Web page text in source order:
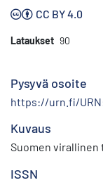
CC BY 4.0
Lataukset 90
Pysyvä osoite
https://urn.fi/
Kuvaus
Suomen virallinen
ISSN